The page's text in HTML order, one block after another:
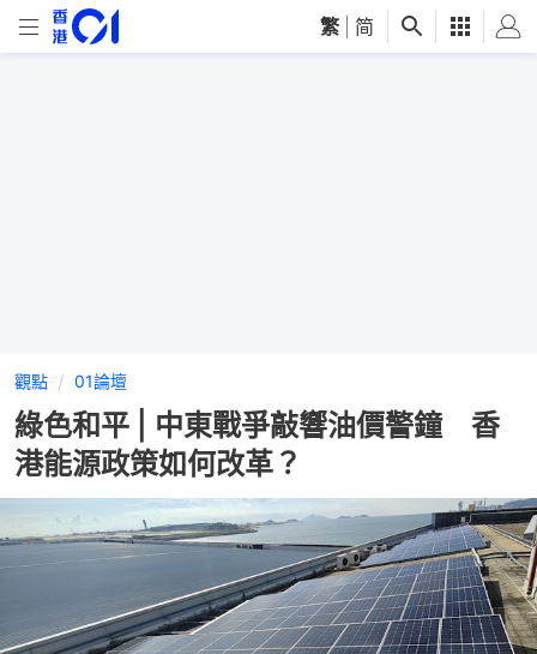
繁 简
觀點 01論壇
綠色和平 | 中東戰爭敲響油價警鐘 香
港能源政策如何改革？